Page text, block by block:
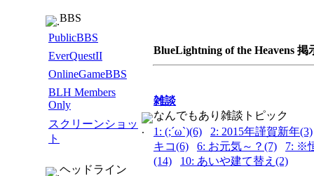
BBS
PublicBBS
EverQuestII
OnlineGameBBS
BLH Members
Only
スクリーンショッ
ト
ヘッドライン
BlueLightning of the Heavens 掲
雑談
なんでもあり雑談トピック
1: (;´ω`)(6)
2: 2015年謹賀新年(3)
キコ(6)
6: お元気～？(7)
7: ※
(14)
10: あいや建て替え(2)